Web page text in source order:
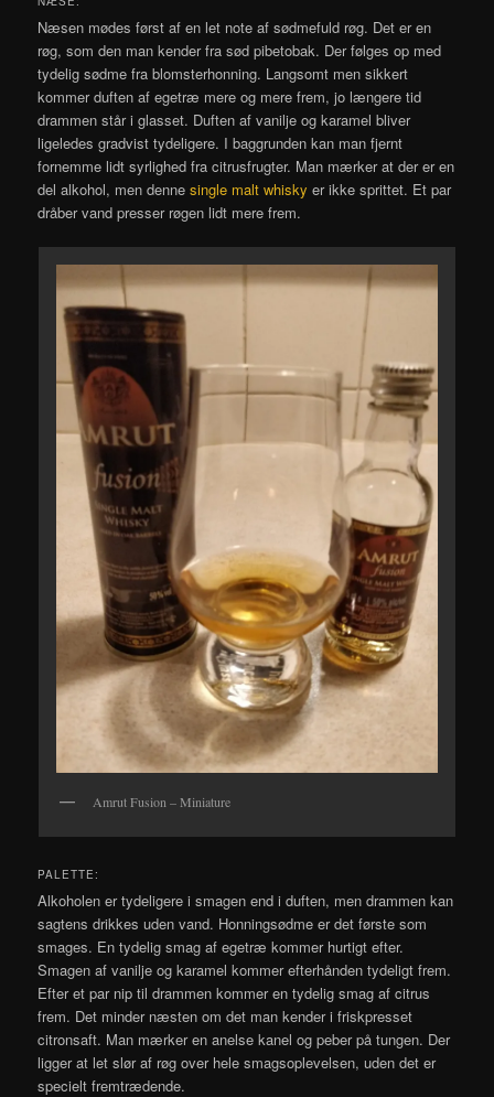
Næsen mødes først af en let note af sødmefuld røg. Det er en
røg, som den man kender fra sød pibetobak. Der følges op med
tydelig sødme fra blomsterhonning. Langsomt men sikkert
kommer duften af egetræ mere og mere frem, jo længere tid
drammen står i glasset. Duften af vanilje og karamel bliver
ligeledes gradvist tydeligere. I baggrunden kan man fjernt
fornemme lidt syrlighed fra citrusfrugter. Man mærker at der er en
del alkohol, men dennesingle malt whisky er ikke sprittet. Et par
dråber vand presser røgen lidt mere frem.
Amrut Fusion – Miniature
PALETTE:
Alkoholen er tydeligere i smagen end i duften, men drammen kan
sagtens drikkes uden vand. Honningsødme er det første som
smages. En tydelig smag af egetræ kommer hurtigt efter.
Smagen af vanilje og karamel kommer efterhånden tydeligt frem.
Efter et par nip til drammen kommer en tydelig smag af citrus
frem. Det minder næsten om det man kender i friskpresset
citronsaft. Man mærker en anelse kanel og peber på tungen. Der
ligger at let slør af røg over hele smagsoplevelsen, uden det er
specielt fremtrædende.